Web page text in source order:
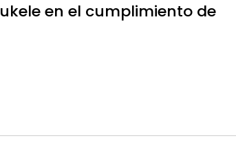
en el cumplimiento de